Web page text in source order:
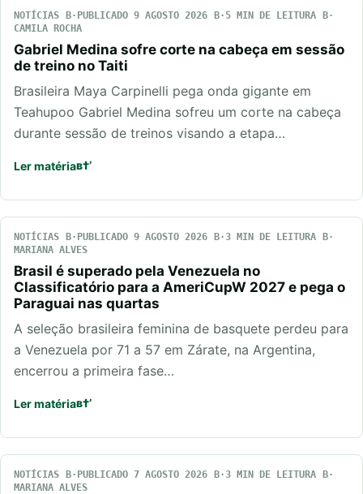
NOTÍCIAS PUBLICADO 9 AGOSTO 2026
5 MIN DE LEITURA
CAMILA ROCHA
Gabriel Medina sofre corte na cabeça em sessão
de treino no Taiti
Brasileira Maya Carpinelli pega onda gigante em
Teahupoo Gabriel Medina sofreu um corte na cabeça
durante sessão de treinos visando a etapa…
Ler matéria
NOTÍCIAS PUBLICADO 9 AGOSTO 2026
3 MIN DE LEITURA
MARIANA ALVES
Brasil é superado pela Venezuela no
Classificatório para a AmeriCupW 2027 e pega o
Paraguai nas quartas
A seleção brasileira feminina de basquete perdeu para
a Venezuela por 71 a 57 em Zárate, na Argentina,
encerrou a primeira fase…
Ler matéria
NOTÍCIAS PUBLICADO 7 AGOSTO 2026
3 MIN DE LEITURA
MARIANA ALVES